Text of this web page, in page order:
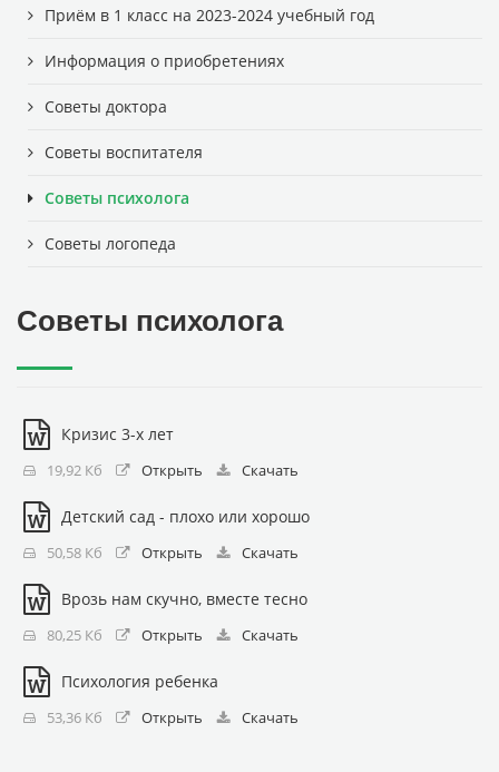
Приём в 1 класс на 2023-2024 учебный год
Информация о приобретениях
Советы доктора
Советы воспитателя
Советы психолога
Советы логопеда
Советы психолога
Кризис 3-х лет
19,92 Кб Открыть Скачать
Детский сад - плохо или хорошо
50,58 Кб Открыть Скачать
Врозь нам скучно, вместе тесно
80,25 Кб Открыть Скачать
Психология ребенка
53,36 Кб Открыть Скачать